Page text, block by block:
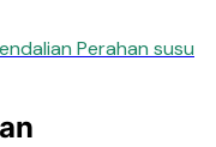
Perahan susu